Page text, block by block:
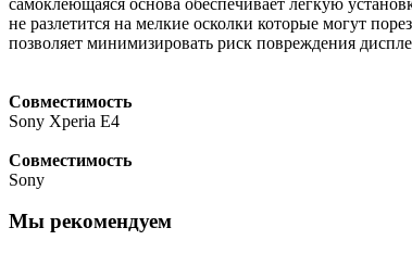
не разлетится на мелкие осколки которые могут
позволяет минимизировать риск повреждения
Совместимость
Sony Xperia E4
Совместимость
Sony
Мы рекомендуем